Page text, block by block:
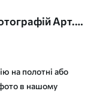
Арт.
на полотні або
фото в нашому